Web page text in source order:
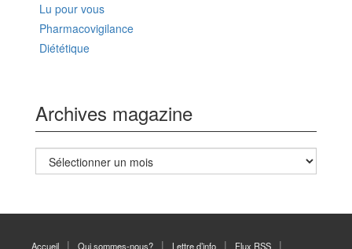
Lu pour vous
Pharmacovigilance
Diététique
Archives magazine
Archives
magazine
Accueil Qui sommes-nous? Lettre d’info Flux RSS